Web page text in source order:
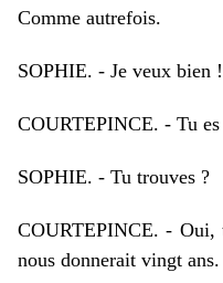
Comme autrefois.
SOPHIE. - Je veux bien !
COURTEPINCE. - Tu
SOPHIE. - Tu trouves ?
COURTEPINCE. - Oui,
nous donnerait vingt ans.